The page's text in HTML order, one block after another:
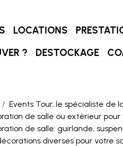
LOCATIONS
?
DESTOCKAGE
Events Tour, le spécialiste de
de salle ou extérieur pour
de salle: guirlande,
diverses pour votre